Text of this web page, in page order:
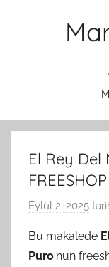
El Rey Del
Eylül 2, 2025
Bu makalede
Puro‘nun